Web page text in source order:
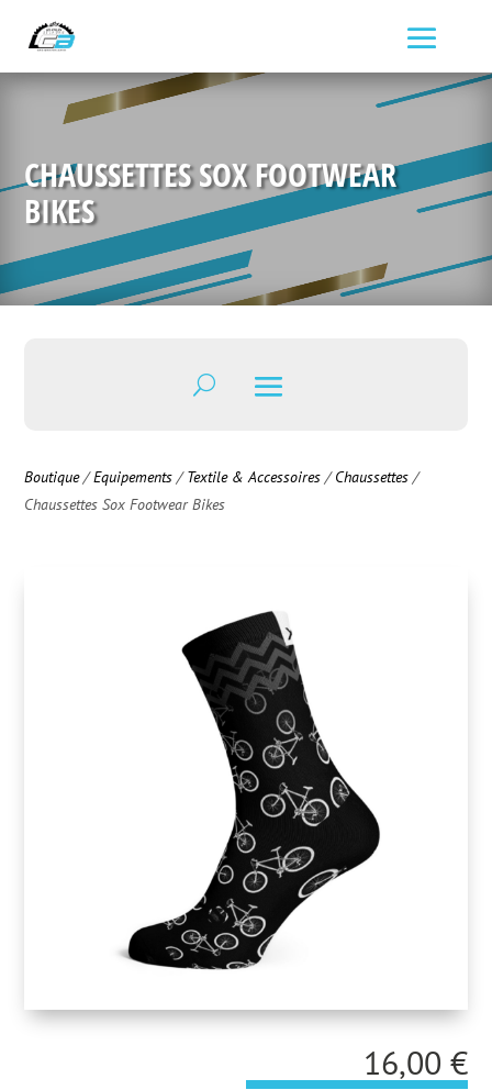
CHAUSSETTES SOX FOOTWEAR
BIKES
Boutique/Equipements /Textile & Accessoires /Chaussettes /
Chaussettes Sox Footwear Bikes
16,00 €